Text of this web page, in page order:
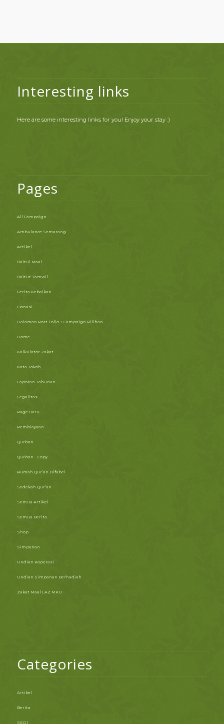
Interesting links
Here are some interesting links for you! Enjoy your stay :)
Pages
All Campaign
Ambulance Semarang
Artikel
Baitul Maal
Baitut Tamwil
Cerita Kebaikan
Donasi
Halaman Port Folio + Campaign Pilihan
Home
Kalkulator Zakat
Kata Tokoh
Laporan Tahunan
Legalitas
Page Baru
Pembiayaan
Qurban
Qurban – Copy
Rumah Qur’an Difabel
Sedekah Qur’an
Semua Artikel
Semua Berita
Shop
Simpanan
Undian Koperasi
Undian Simpanan Berhadiah
Zakat Maal LAZ MKU
Categories
Artikel
Berita
SEO 1